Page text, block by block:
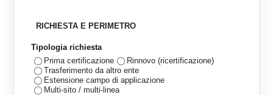
RICHIESTA E PERIMETRO
Tipologia richiesta
Prima certificazione
Rinnovo (ricertificazione)
Trasferimento da altro ente
Estensione campo di applicazione
Multi-sito / multi-linea